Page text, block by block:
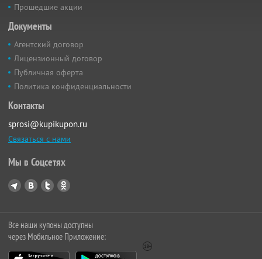
Прошедшие акции
Документы
Агентский договор
Лицензионный договор
Публичная оферта
Политика конфиденциальности
Контакты
sprosi@kupikupon.ru
Связаться с нами
Мы в Соцсетях
Все наши купоны доступны
через Мобильное Приложение: